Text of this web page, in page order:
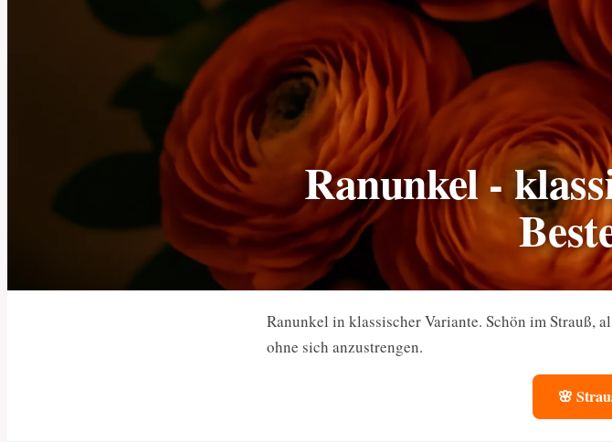
Ranunkel -
Ranunkel in klassischer Variante. Schön im Strauß,
ohne sich anzustrengen.
🌸